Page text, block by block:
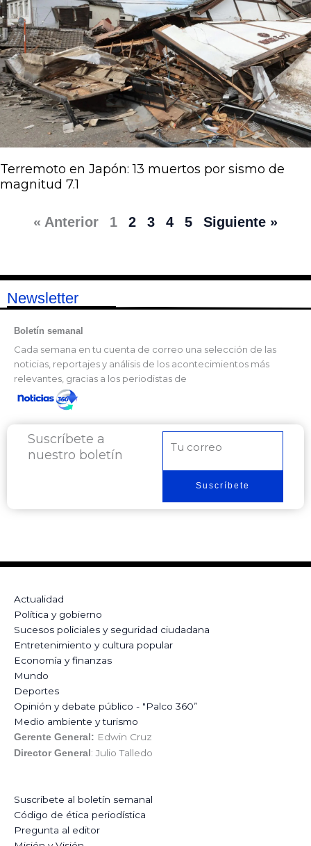
Terremoto en Japón: 13 muertos por sismo de
magnitud 7.1
« Anterior 1 2 3 4 5 Siguiente »
Newsletter
Boletín semanal
Cada semana en tu cuenta de correo una selección de las
noticias, reportajes y análisis de los acontecimientos más
relevantes, gracias a los periodistas de
Suscríbete a
nuestro boletín
electrónico
Suscríbete
Actualidad
Política y gobierno
Sucesos policiales y seguridad ciudadana
Entretenimiento y cultura popular
Economía y finanzas
Mundo
Deportes
Opinión y debate público - "Palco 360”
Medio ambiente y turismo
Gerente General: Edwin Cruz
Director General: Julio Talledo
Suscríbete al boletín semanal
Código de ética periodística
Pregunta al editor